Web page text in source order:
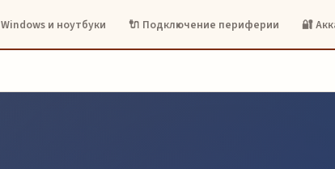
и ноутбуки 🔌 Подключение периферии 🔐